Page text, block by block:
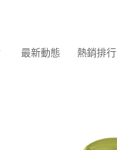
最新動態 熱銷排行